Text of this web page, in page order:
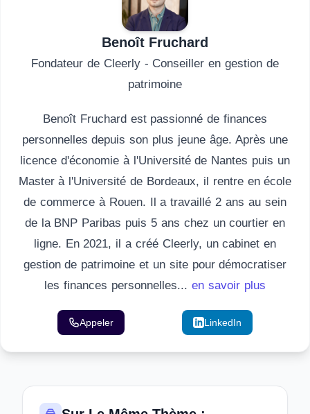
Benoît Fruchard
Fondateur de Cleerly - Conseiller en gestion de
patrimoine
Benoît Fruchard est passionné de finances
personnelles depuis son plus jeune âge. Après une
licence d'économie à l'Université de Nantes puis un
Master à l'Université de Bordeaux, il rentre en école
de commerce à Rouen. Il a travaillé 2 ans au sein
de la BNP Paribas puis 5 ans chez un courtier en
ligne. En 2021, il a créé Cleerly, un cabinet en
gestion de patrimoine et un site pour démocratiser
les finances personnelles... en savoir plus
Appeler LinkedIn